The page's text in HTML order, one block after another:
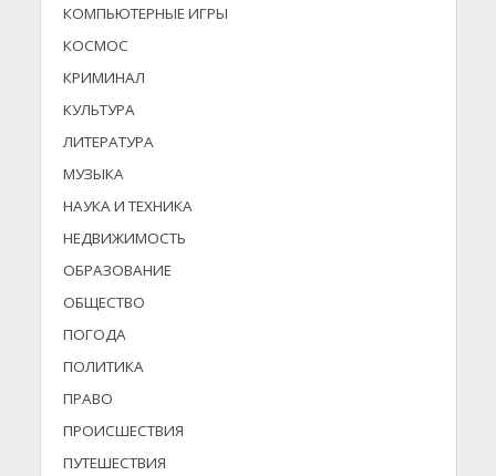
КОМПЬЮТЕРНЫЕ ИГРЫ
КОСМОС
КРИМИНАЛ
КУЛЬТУРА
ЛИТЕРАТУРА
МУЗЫКА
НАУКА И ТЕХНИКА
НЕДВИЖИМОСТЬ
ОБРАЗОВАНИЕ
ОБЩЕСТВО
ПОГОДА
ПОЛИТИКА
ПРАВО
ПРОИСШЕСТВИЯ
ПУТЕШЕСТВИЯ